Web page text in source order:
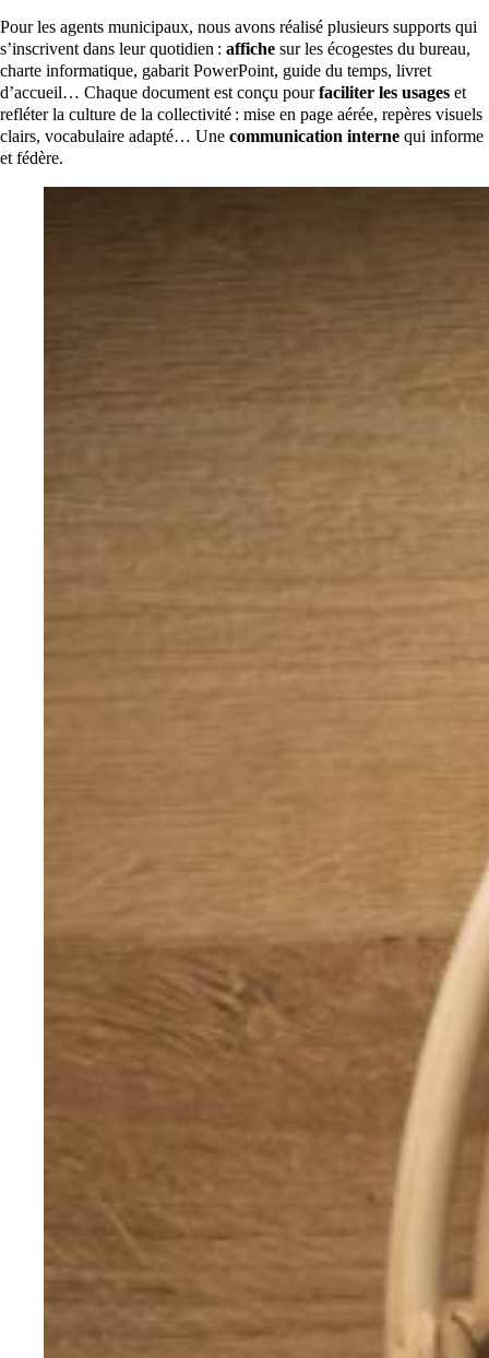
Pour les agents municipaux, nous avons réalisé plusieurs supports qui
s’inscrivent dans leur quotidien : affiche sur les écogestes du bureau,
charte informatique, gabarit PowerPoint, guide du temps, livret
d’accueil… Chaque document est conçu pourfaciliter les usages et
refléter la culture de la collectivité : mise en page aérée, repères visuels
clairs, vocabulaire adapté… Une communication interne qui informe
et fédère.